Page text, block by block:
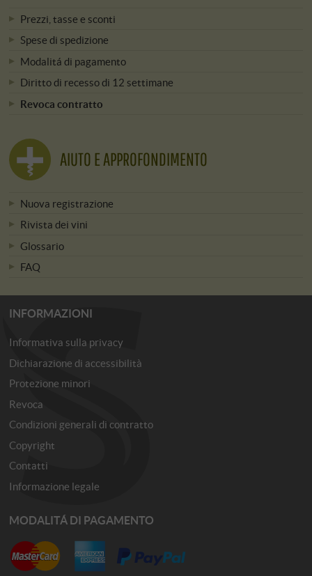
Prezzi, tasse e sconti
Spese di spedizione
Modalitá di pagamento
Diritto di recesso di 12 settimane
Revoca contratto
AIUTO E APPROFONDIMENTO
Nuova registrazione
Rivista dei vini
Glossario
FAQ
INFORMAZIONI
Informativa sulla privacy
Dichiarazione di accessibilità
Protezione minori
Revoca
Condizioni generali di contratto
Copyright
Contatti
Informazione legale
MODALITÁ DI PAGAMENTO